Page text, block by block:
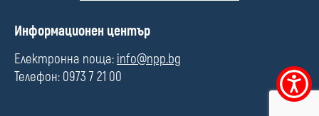
Меню
за
П
л
е
Информационен център
Електронна поща: info@npp.bg
Телефон: 0973 7 21 00